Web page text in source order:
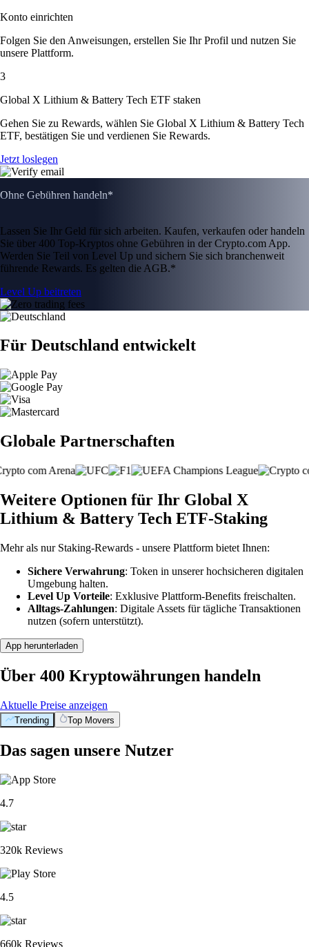
Konto einrichten
Folgen Sie den Anweisungen, erstellen Sie Ihr Profil und nutzen Sie
unsere Plattform.
3
Global X Lithium & Battery Tech ETF staken
Gehen Sie zu Rewards, wählen Sie Global X Lithium & Battery Tech
ETF, bestätigen Sie und verdienen Sie Rewards.
Jetzt loslegen
Ohne Gebühren handeln*
Lassen Sie Ihr Geld für sich arbeiten. Kaufen, verkaufen oder handeln
Sie über 400 Top-Kryptos ohne Gebühren in der Crypto.com App.
Werden Sie Teil von Level Up und sichern Sie sich branchenweit
führende Rewards. Es gelten die AGB.*
Level Up beitreten
Für Deutschland entwickelt
Globale Partnerschaften
Weitere Optionen für Ihr Global X
Lithium & Battery Tech ETF-Staking
Mehr als nur Staking-Rewards - unsere Plattform bietet Ihnen:
Sichere Verwahrung: Token in unserer hochsicheren digitalen
Umgebung halten.
Level Up Vorteile: Exklusive Plattform-Benefits freischalten.
Alltags-Zahlungen: Digitale Assets für tägliche Transaktionen
nutzen (sofern unterstützt).
App herunterladen
Über 400 Kryptowährungen handeln
Aktuelle Preise anzeigen
Trending Top Movers
Das sagen unsere Nutzer
4.7
320k Reviews
4.5
660k Reviews